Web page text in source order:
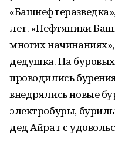
лет. «Нефтяники
многих
дедушка. На
проводились
внедрялись новые
электробуры,
дед Айрат с